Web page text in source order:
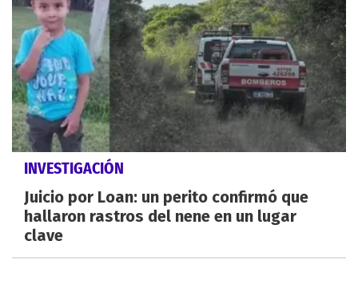
INVESTIGACIÓN
Juicio por Loan: un perito confirmó que
hallaron rastros del nene en un lugar
clave